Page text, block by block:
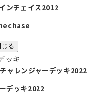
ンチェイス2012
じる
ッキ
ャレンジャーデッキ2022
デッキ2022